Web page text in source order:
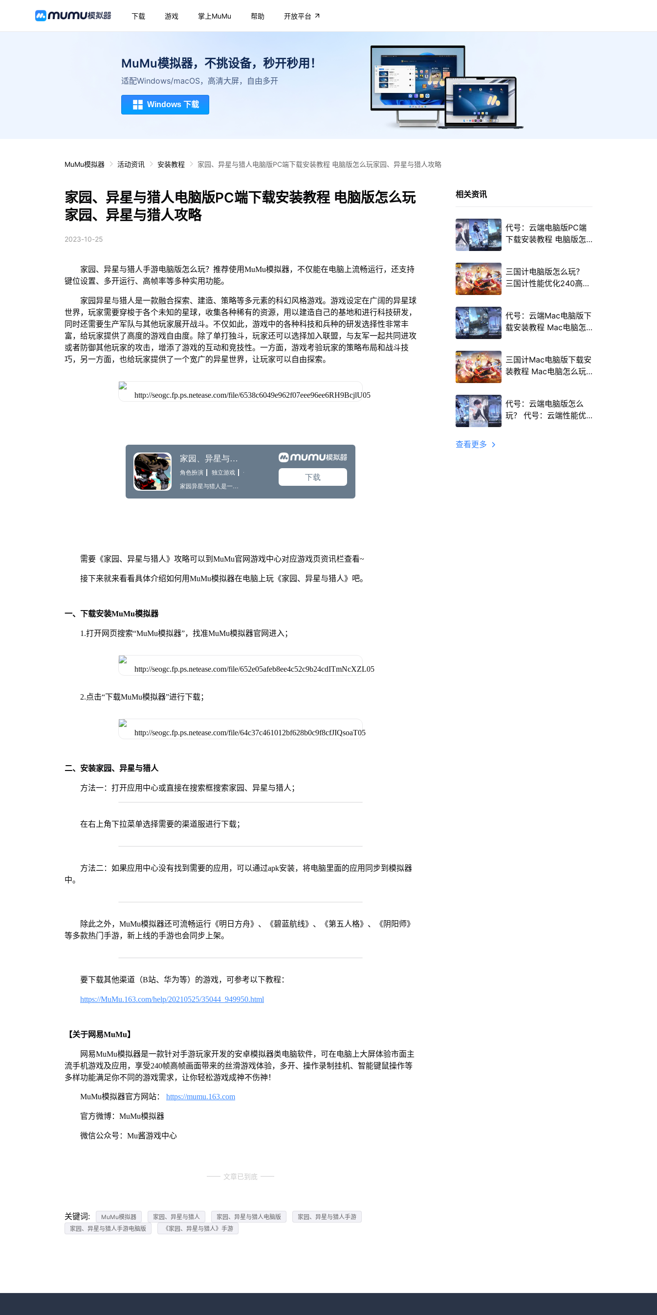
下载 游戏 掌上MuMu 帮助 开放平台
MuMu模拟器，不挑设备，秒开秒用！
适配Windows/macOS，高清大屏，自由多开
Windows 下载
MuMu模拟器 活动资讯 安装教程 家园、异星与猎人电脑版PC端下载安装教程 电脑版怎么玩家园、异星与猎人攻略
家园、异星与猎人电脑版PC端下载安装教程 电脑版怎么玩
家园、异星与猎人攻略
2023-10-25
家园、异星与猎人手游电脑版怎么玩？推荐使用MuMu模拟器，不仅能在电脑上流畅运行，还支持
键位设置、多开运行、高帧率等多种实用功能。
家园异星与猎人是一款融合探索、建造、策略等多元素的科幻风格游戏。游戏设定在广阔的异星球
世界，玩家需要穿梭于各个未知的星球，收集各种稀有的资源，用以建造自己的基地和进行科技研发，
同时还需要生产军队与其他玩家展开战斗。不仅如此，游戏中的各种科技和兵种的研发选择性非常丰
富，给玩家提供了高度的游戏自由度。除了单打独斗，玩家还可以选择加入联盟，与友军一起共同进攻
或者防御其他玩家的攻击，增添了游戏的互动和竞技性。一方面，游戏考验玩家的策略布局和战斗技
巧，另一方面，也给玩家提供了一个宽广的异星世界，让玩家可以自由探索。
需要《家园、异星与猎人》攻略可以到MuMu官网游戏中心对应游戏页资讯栏查看~
接下来就来看看具体介绍如何用MuMu模拟器在电脑上玩《家园、异星与猎人》吧。
一、下载安装MuMu模拟器
1.打开网页搜索“MuMu模拟器”，找准MuMu模拟器官网进入；
2.点击“下载MuMu模拟器”进行下载；
二、安装家园、异星与猎人
方法一：打开应用中心或直接在搜索框搜索家园、异星与猎人；
在右上角下拉菜单选择需要的渠道服进行下载；
方法二：如果应用中心没有找到需要的应用，可以通过apk安装，将电脑里面的应用同步到模拟器
中。
除此之外，MuMu模拟器还可流畅运行《明日方舟》、《碧蓝航线》、《第五人格》、《阴阳师》
等多款热门手游，新上线的手游也会同步上架。
要下载其他渠道（B站、华为等）的游戏，可参考以下教程：
https://MuMu.163.com/help/20210525/35044_949950.html
【关于网易MuMu】
网易MuMu模拟器是一款针对手游玩家开发的安卓模拟器类电脑软件，可在电脑上大屏体验市面主
流手机游戏及应用，享受240帧高帧画面带来的丝滑游戏体验，多开、操作录制挂机、智能键鼠操作等
多样功能满足你不同的游戏需求，让你轻松游戏成神不伤神！
MuMu模拟器官方网站： https://mumu.163.com
官方微博：MuMu模拟器
微信公众号：Mu酱游戏中心
文章已到底
关键词: MuMu模拟器 家园、异星与猎人 家园、异星与猎人电脑版
家园、异星与猎人手游
家园、异星与猎人手游电脑版
《家园、异星与猎人》手游
相关资讯
代号：云端电脑版PC端
下载安装教程 电脑版怎
三国计电脑版怎么玩？
三国计性能优化240高帧
代号：云端Mac电脑版下
载安装教程 Mac电脑怎
三国计Mac电脑版下载安
装教程 Mac电脑怎么玩
代号：云端电脑版怎么
玩？ 代号：云端性能优
查看更多